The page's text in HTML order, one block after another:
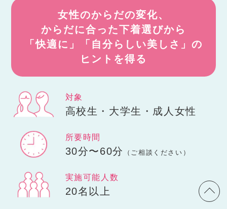
女性のからだの変化、
からだに合った下着選びから
「快適に」「自分らしい美しさ」の
ヒントを得る
対象
高校生・大学生・成人女性
所要時間
30分〜60分 （ご相談ください）
実施可能人数
20名以上